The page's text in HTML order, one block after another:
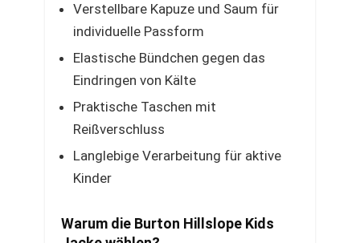
Verstellbare Kapuze und Saum für
individuelle Passform
Elastische Bündchen gegen das
Eindringen von Kälte
Praktische Taschen mit
Reißverschluss
Langlebige Verarbeitung für aktive
Kinder
Warum die Burton Hillslope Kids